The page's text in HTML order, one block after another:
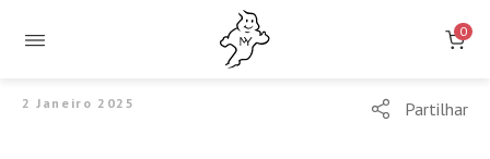
0
2 Janeiro 2025 Partilhar